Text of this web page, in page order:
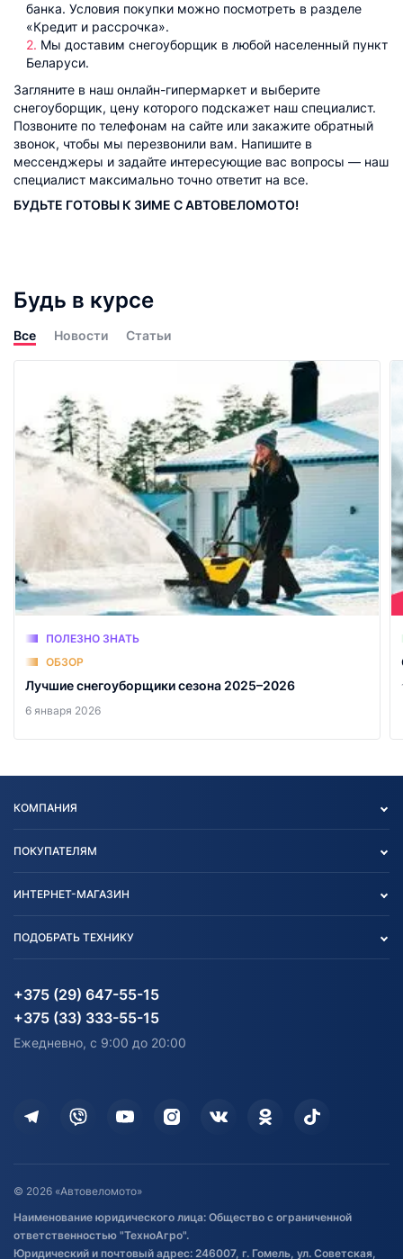
банка. Условия покупки можно посмотреть в разделе
«Кредит и рассрочка».
Мы доставим снегоуборщик в любой населенный пункт
Беларуси.
Загляните в наш онлайн-гипермаркет и выберите
снегоуборщик, цену которого подскажет наш специалист.
Позвоните по телефонам на сайте или закажите обратный
звонок, чтобы мы перезвонили вам. Напишите в
мессенджеры и задайте интересующие вас вопросы — наш
специалист максимально точно ответит на все.
БУДЬТЕ ГОТОВЫ К ЗИМЕ С АВТОВЕЛОМОТО!
Будь в курсе
Все Новости Статьи
ПОЛЕЗНО ЗНАТЬ
ОБЗОР
Лучшие снегоуборщики сезона 2025–2026
6 января 2026
КОМПАНИЯ
Блог
Карта сайта
ПОКУПАТЕЛЯМ
Согласие на обработку
Информация до получения
согласия на обработку
Дополнительные услуги
Оставить отзыв
Договор публичной оферты
Обработка файлов cookie
ИНТЕРНЕТ-МАГАЗИН
Агротехника
Водный транспорт
Электротранспорт
ПОДОБРАТЬ ТЕХНИКУ
Агротехника
Электротранспорт
+375 (29) 647-55-15
+375 (33) 333-55-15
Ежедневно, с 9:00 до 20:00
© 2026 «Автовеломото»
Наименование юридического лица: Общество с ограниченной
ответственностью "ТехноАгро".
Юридический и почтовый адрес: 246007, г. Гомель, ул. Советская,